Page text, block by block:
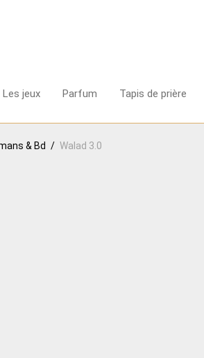
Les jeux Parfum Tapis de prière
& Bd / Walad 3.0